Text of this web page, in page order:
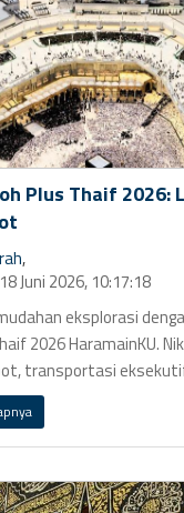
Plus Thaif 2026:
,
Juni 2026, 10:17:18
eksplorasi
2026 HaramainKU.
transportasi
1.